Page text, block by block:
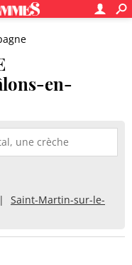
en-
Saint-Martin-sur-le-